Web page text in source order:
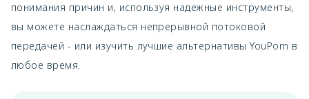
понимания причин и, используя надежные инструменты,
вы можете наслаждаться непрерывной потоковой
передачей - или изучить лучшие альтернативы YouPorn в
любое время.